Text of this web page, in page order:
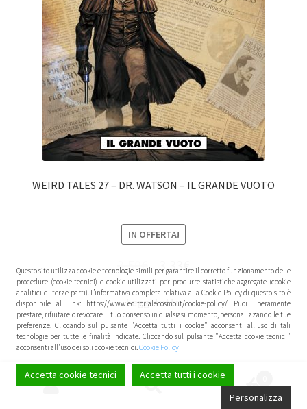
WEIRD TALES 27 – DR. WATSON – IL GRANDE VUOTO
IN OFFERTA!
3,50 € €
Leggi tutto
Questo sito utilizza cookie e tecnologie simili per garantire il corretto funzionamento delle
procedure (cookie tecnici) e cookie utilizzati per produrre statistiche aggregate (cookie
analitici di terze parti). L’informativa completa relativa alla Cookie Policy di questo sito è
disponibile al link: https://www.editorialecosmo.it/cookie-policy/ Puoi liberamente
prestare, rifiutare o revocare il tuo consenso in qualsiasi momento, personalizzando le tue
preferenze. Cliccando sul pulsante "Accetta tutti i cookie" acconsenti all'uso di tali
tecnologie per tutte le finalità indicate. Cliccando sul pulsante "Accetta cookie tecnici"
acconsenti all'uso dei soli cookie tecnici.Cookie Policy
Accetta cookie tecnici
Accetta tutti i cookie
Personalizza